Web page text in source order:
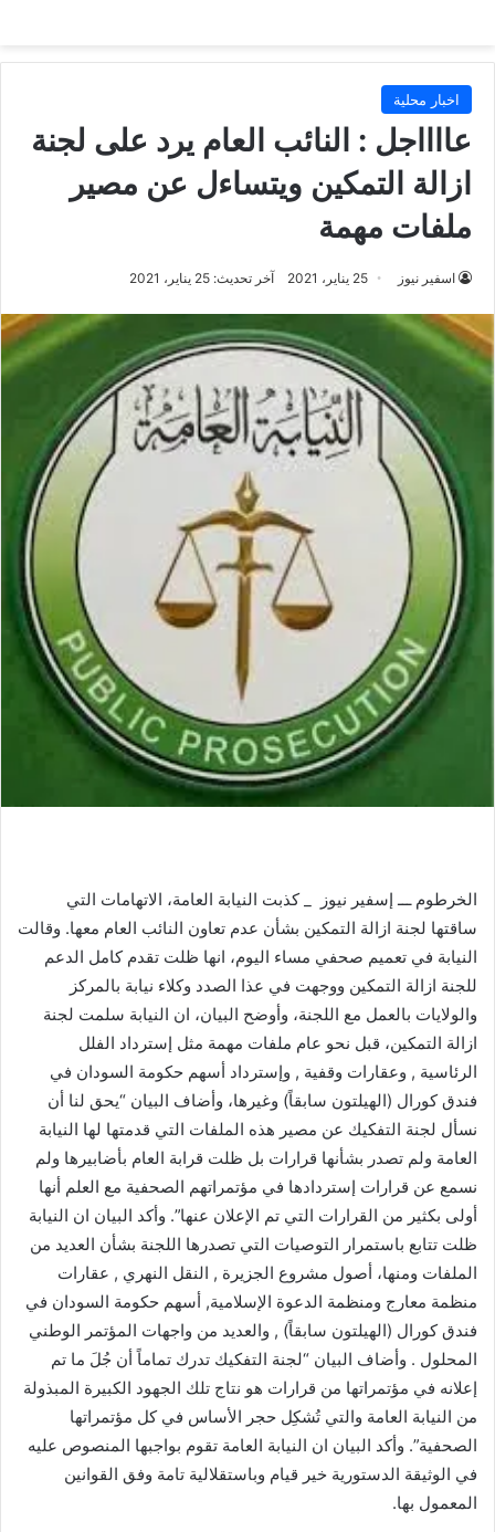
اخبار محلية
عااااجل : النائب العام يرد على لجنة
ازالة التمكين ويتساءل عن مصير
ملفات مهمة
اسفير نيوز 25 يناير، 2021 آخر تحديث: 25 يناير، 2021
الخرطوم ـــ إسفير نيوز _ كذبت النيابة العامة، الاتهامات التي
ساقتها لجنة ازالة التمكين بشأن عدم تعاون النائب العام معها. وقالت
النيابة في تعميم صحفي مساء اليوم، انها ظلت تقدم كامل الدعم
للجنة ازالة التمكين ووجهت في عذا الصدد وكلاء نيابة بالمركز
والولايات بالعمل مع اللجنة، وأوضح البيان، ان النيابة سلمت لجنة
ازالة التمكين، قبل نحو عام ملفات مهمة مثل إسترداد الفلل
الرئاسية , وعقارات وقفية , وإسترداد أسهم حكومة السودان في
فندق كورال (الهيلتون سابقاً) وغيرها، وأضاف البيان “يحق لنا أن
نسأل لجنة التفكيك عن مصير هذه الملفات التي قدمتها لها النيابة
العامة ولم تصدر بشأنها قرارات بل ظلت قرابة العام بأضابيرها ولم
نسمع عن قرارات إستردادها في مؤتمراتهم الصحفية مع العلم أنها
أولى بكثير من القرارات التي تم الإعلان عنها”. وأكد البيان ان النيابة
ظلت تتابع باستمرار التوصيات التي تصدرها اللجنة بشأن العديد من
الملفات ومنها، أصول مشروع الجزيرة , النقل النهري , عقارات
منظمة معارج ومنظمة الدعوة الإسلامية, أسهم حكومة السودان في
فندق كورال (الهيلتون سابقاً) , والعديد من واجهات المؤتمر الوطني
المحلول . وأضاف البيان “لجنة التفكيك تدرك تماماً أن جُلَ ما تم
إعلانه في مؤتمراتها من قرارات هو نتاج تلك الجهود الكبيرة المبذولة
من النيابة العامة والتي تُشكِل حجر الأساس في كل مؤتمراتها
الصحفية”. وأكد البيان ان النيابة العامة تقوم بواجبها المنصوص عليه
في الوثيقة الدستورية خير قيام وباستقلالية تامة وفق القوانين
المعمول بها.